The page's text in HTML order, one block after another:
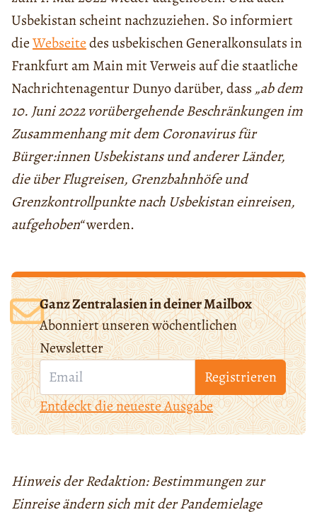
Usbekistan scheint nachzuziehen. So informiert
dieWebseitedes usbekischen Generalkonsulats in
Frankfurt am Main mit Verweis auf die staatliche
Nachrichtenagentur Dunyo darüber, dass „ab dem
10. Juni 2022 vorübergehende Beschränkungen im
Zusammenhang mit dem Coronavirus für
Bürger:innen Usbekistans und anderer Länder,
die über Flugreisen, Grenzbahnhöfe und
Grenzkontrollpunkte nach Usbekistan einreisen,
aufgehoben“werden.
Ganz Zentralasien in deiner Mailbox
Abonniert unseren wöchentlichen
Newsletter
Registrieren
Entdeckt die neueste Ausgabe
Hinweis der Redaktion: Bestimmungen zur
Einreise ändern sich mit der Pandemielage